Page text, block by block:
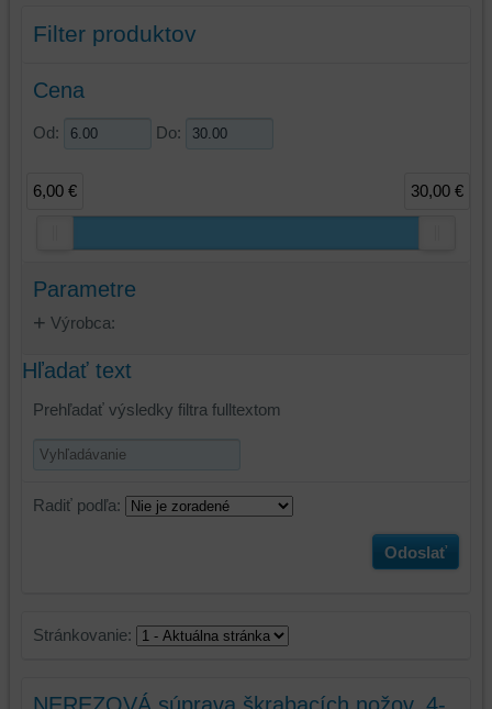
Filter produktov
Cena
Od: Do:
6,00 € 30,00 €
Parametre
Výrobca:
Hľadať text
Prehľadať výsledky filtra fulltextom
Radiť podľa:
Odoslať
Stránkovanie: